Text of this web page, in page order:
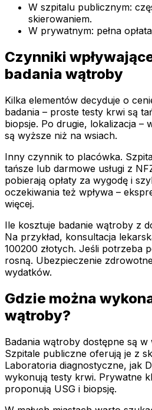
W szpitalu publicznym:
skierowaniem.
W prywatnym: pełna
Czynniki
badania wątroby
Kilka elementów decyduje o
badania – proste testy krwi są
biopsje. Po drugie, lokalizacja –
są wyższe niż na wsiach.
Inny czynnik to placówka.
tańsze lub darmowe usługi z
pobierają opłaty za wygodę i
oczekiwania też wpływa –
więcej.
Ile kosztuje badanie wątroby z
Na przykład, konsultacja
100200 złotych. Jeśli potrzeba
rosną. Ubezpieczenie
wydatków.
Gdzie można
wątroby?
Badania wątroby dostępne są w
Szpitale publiczne oferują je z
Laboratoria diagnostyczne, jak
wykonują testy krwi. Prywatne
proponują USG i biopsję.